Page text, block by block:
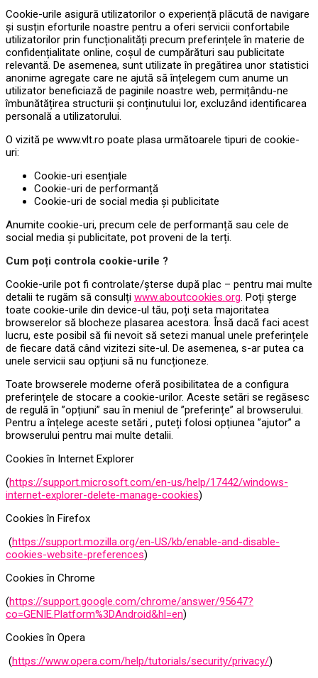
Cookie-urile asigură utilizatorilor o experiență plăcută de navigare
și susțin eforturile noastre pentru a oferi servicii confortabile
utilizatorilor prin funcționalități precum preferințele în materie de
confidențialitate online, coșul de cumpărături sau publicitate
relevantă. De asemenea, sunt utilizate în pregătirea unor statistici
anonime agregate care ne ajută să înțelegem cum anume un
utilizator beneficiază de paginile noastre web, permițându-ne
îmbunătățirea structurii și conținutului lor, excluzând identificarea
personală a utilizatorului.
O vizită pe www.vlt.ro poate plasa următoarele tipuri de cookie-
uri:
Cookie-uri esențiale
Cookie-uri de performanță
Cookie-uri de social media și publicitate
Anumite cookie-uri, precum cele de performanță sau cele de
social media și publicitate, pot proveni de la terți.
Cum poți controla cookie-urile ?
Cookie-urile pot fi controlate/șterse după plac – pentru mai multe
detalii te rugăm să consulți www.aboutcookies.org . Poți șterge
toate cookie-urile din device-ul tău, poți seta majoritatea
browserelor să blocheze plasarea acestora. Însă dacă faci acest
lucru, este posibil să fii nevoit să setezi manual unele preferințele
de fiecare dată când vizitezi site-ul. De asemenea, s-ar putea ca
unele servicii sau opțiuni să nu funcționeze.
Toate browserele moderne oferă posibilitatea de a configura
preferințele de stocare a cookie-urilor. Aceste setări se regăsesc
de regulă în ”opțiuni” sau în meniul de ”preferințe” al browserului.
Pentru a înțelege aceste setări , puteți folosi opțiunea ”ajutor” a
browserului pentru mai multe detalii.
Cookies în Internet Explorer
(https://support.microsoft.com/en-us/help/17442/windows-
internet-explorer-delete-manage-cookies)
Cookies în Firefox
(https://support.mozilla.org/en-US/kb/enable-and-disable-
cookies-website-preferences)
Cookies în Chrome
(https://support.google.com/chrome/answer/95647?
co=GENIE.Platform%3DAndroid&hl=en)
Cookies în Opera
(https://www.opera.com/help/tutorials/security/privacy/)